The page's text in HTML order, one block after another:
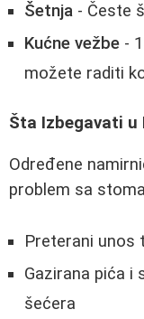
Šetnja - Česte
Kućne vežbe -
možete raditi
Šta Izbegavati u
Određene
problem sa
Preterani unos
Gazirana pića i
šećera